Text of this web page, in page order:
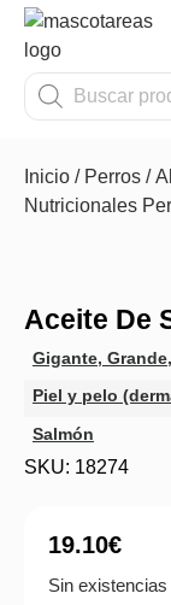
Inicio / Perros /
Nutricionales
Aceite De
Gigante, Grande,
Piel y pelo
Salmón
SKU: 18274
19.10€
Sin existencias